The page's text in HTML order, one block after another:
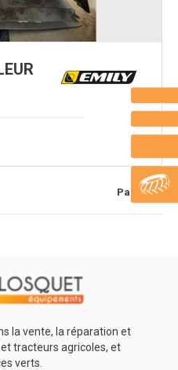
Page 1/ 1
la vente, la réparation et
tracteurs agricoles, et
verts.